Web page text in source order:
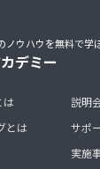
ノウハウを無料で学
デミー
は
とは
説明
サポ
実施